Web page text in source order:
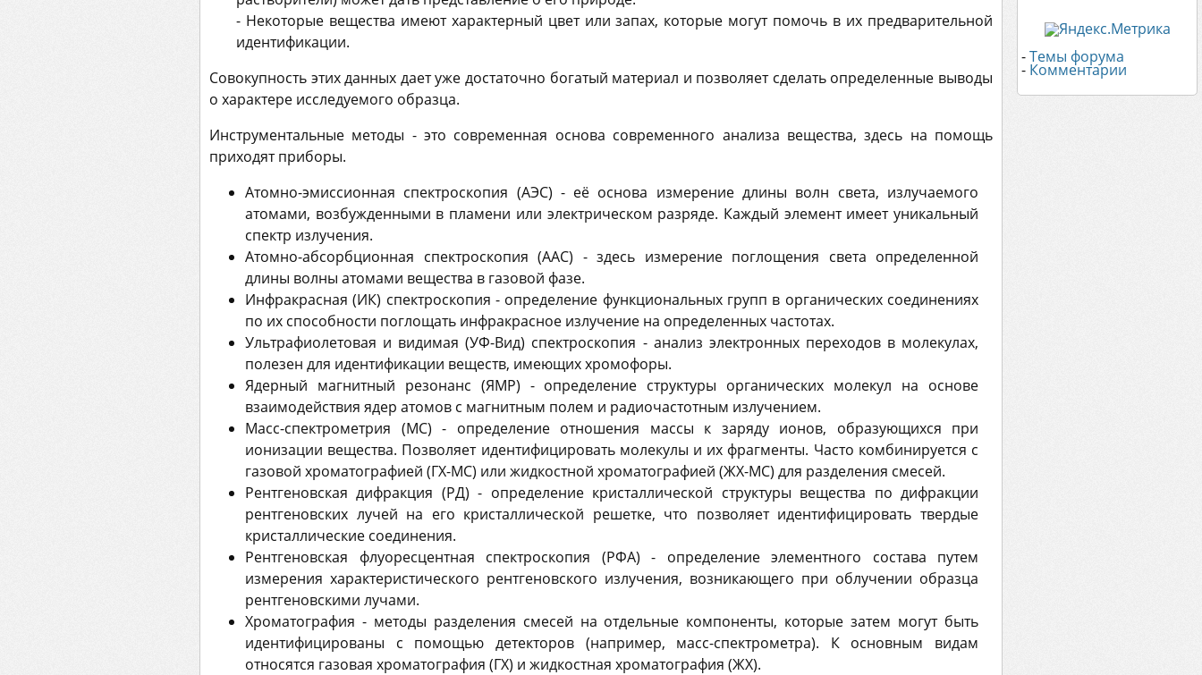
-Темы форума
- Комментарии
- Некоторые вещества имеют характерный цвет или запах, которые могут помочь в их предварительной
идентификации.
Совокупность этих данных дает уже достаточно богатый материал и позволяет сделать определенные выводы
о характере исследуемого образца.
Инструментальные методы - это современная основа современного анализа вещества, здесь на помощь
приходят приборы.
Атомно-эмиссионная спектроскопия (АЭС) - её основа измерение длины волн света, излучаемого
атомами, возбужденными в пламени или электрическом разряде. Каждый элемент имеет уникальный
спектр излучения.
Атомно-абсорбционная спектроскопия (ААС) - здесь измерение поглощения света определенной
длины волны атомами вещества в газовой фазе.
Инфракрасная (ИК) спектроскопия - определение функциональных групп в органических соединениях
по их способности поглощать инфракрасное излучение на определенных частотах.
Ультрафиолетовая и видимая (УФ-Вид) спектроскопия - анализ электронных переходов в молекулах,
полезен для идентификации веществ, имеющих хромофоры.
Ядерный магнитный резонанс (ЯМР) - определение структуры органических молекул на основе
взаимодействия ядер атомов с магнитным полем и радиочастотным излучением.
Масс-спектрометрия (МС) - определение отношения массы к заряду ионов, образующихся при
ионизации вещества. Позволяет идентифицировать молекулы и их фрагменты. Часто комбинируется с
газовой хроматографией (ГХ-МС) или жидкостной хроматографией (ЖХ-МС) для разделения смесей.
Рентгеновская дифракция (РД) - определение кристаллической структуры вещества по дифракции
рентгеновских лучей на его кристаллической решетке, что позволяет идентифицировать твердые
кристаллические соединения.
Рентгеновская флуоресцентная спектроскопия (РФА) - определение элементного состава путем
измерения характеристического рентгеновского излучения, возникающего при облучении образца
рентгеновскими лучами.
Хроматография - методы разделения смесей на отдельные компоненты, которые затем могут быть
идентифицированы с помощью детекторов (например, масс-спектрометра). К основным видам
относятся газовая хроматография (ГХ) и жидкостная хроматография (ЖХ).